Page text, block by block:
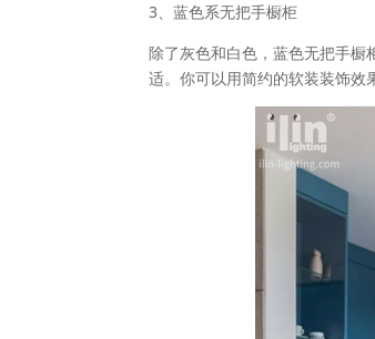
3、蓝色系无把手橱柜
除了灰色和白色，蓝色无把手
适。你可以用简约的软装装饰效